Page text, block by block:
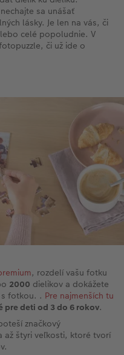
sa unášať
lásky. Je len na vás, či
celé popoludnie. V
či už ide o
, rozdelí vašu fotku
2000 dielikov a dokážete
fotkou. . Pre najmenších tu
pre deti od 3 do 6 rokov.
značkový
až štyri veľkosti, ktoré tvorí